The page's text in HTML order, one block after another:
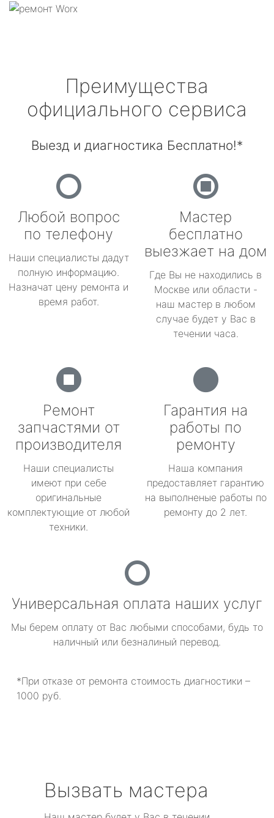
Преимущества
официального сервиса
Выезд и диагностика Бесплатно!*
Любой вопрос
по телефону
Наши специалисты дадут
полную информацию.
Назначат цену ремонта и
время работ.
Мастер
бесплатно
выезжает на дом
Где Вы не находились в
Москве или области -
наш мастер в любом
случае будет у Вас в
течении часа.
Ремонт
запчастями от
производителя
Наши специалисты
имеют при себе
оригинальные
комплектующие от любой
техники.
Гарантия на
работы по
ремонту
Наша компания
предоставляет гарантию
на выполненые работы по
ремонту до 2 лет.
Универсальная оплата наших услуг
Мы берем оплату от Вас любыми способами, будь то
наличный или безналиный перевод.
*При отказе от ремонта стоимость диагностики –
1000 руб.
Вызвать мастера